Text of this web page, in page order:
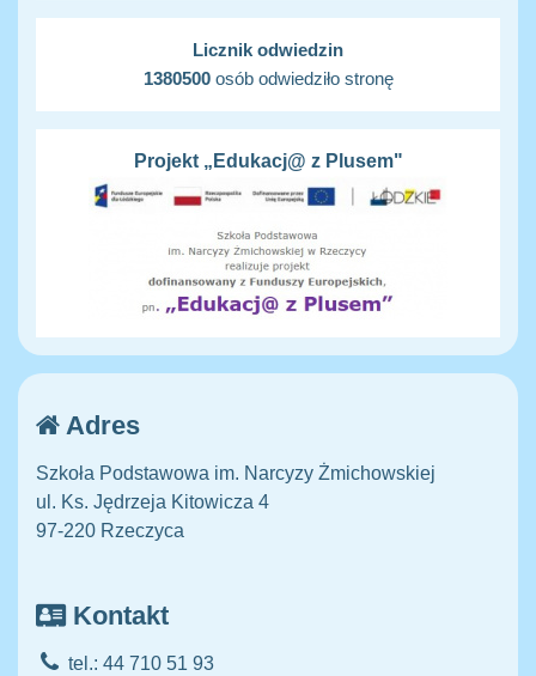
Licznik odwiedzin
1380500osób odwiedziło stronę
Projekt „Edukacj@ z Plusem"
Adres
Szkoła Podstawowa im. Narcyzy Żmichowskiej
ul. Ks. Jędrzeja Kitowicza 4
97-220 Rzeczyca
Kontakt
tel.: 44 710 51 93